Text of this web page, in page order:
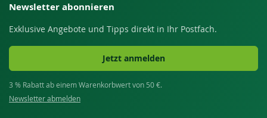
Newsletter abonnieren
Exklusive Angebote und Tipps direkt in Ihr Postfach.
Jetzt anmelden
3 % Rabatt ab einem Warenkorbwert von 50 €.
Newsletter abmelden